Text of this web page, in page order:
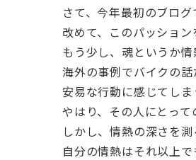
さて、今年最初のブロ
改めて、このパッション
もう少し、魂というか
海外の事例でバイクの
安易な行動に感じてし
やはり、その人にとっ
しかし、情熱の深さを
自分の情熱はそれ以上